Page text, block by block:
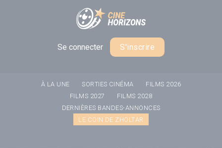
Se connecter S'inscrire
À LA UNE SORTIES CINÉMA
FILMS 2026
FILMS 2027
FILMS 2028
DERNIÈRES BANDES-ANNONCES
LE COIN DE ZHOLTAR
Panneau de gestion des cookies